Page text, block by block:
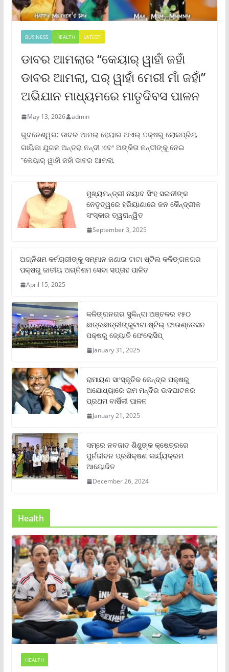
BUSINESS HEALTH LATEST
ଡାବର ଆମଲାର “କେୟାର୍ ୱାହାଁ ଜହାଁ
ଡାବର ଆମଲା, ଘର୍ ୱାହାଁ ମେରୀ ମାଁ ଜହାଁ”
ଅଭିଯାନ ମାଧ୍ୟମରେ ମାତୃଦିବସ ପାଳନ
May 13, 2026 admin
ଭୁବନେଶ୍ୱର: ଡାବର ଆମଲା ହେୟାର ଅଏଲ୍ ପକ୍ଷରୁ ଲୋକପ୍ରିୟ
ଗାୟିକା ଯୁଗଳ ଅନ୍ତରା ନନ୍ଦୀ ଏବଂ ଅଙ୍କିତା ନନ୍ଦୀଙ୍କୁ ନେଇ
“କେୟାର୍ ୱାହାଁ ଜହାଁ ଡାବର ଆମଲା,
ମୁଖ୍ୟମନ୍ତ୍ରୀ ନାୟାବ ସିଂହ ସଇନୀଙ୍କ
ନେତୃତ୍ୱରେ ହରିୟାଣାରେ ଜନ କୈନ୍ଦ୍ରୀକ
ସଂସ୍କାର ତ୍ୱରାନ୍ୱିତ
September 3, 2025
ଅଗ୍ନିଶମ କର୍ମଚାରୀଙ୍କୁ ସମ୍ମାନ ଜଣାଇ ଟାଟା ଷ୍ଟିଲ କଳିଙ୍ଗନଗର
ପକ୍ଷରୁ ଜାତୀୟ ଅଗ୍ନିଶମ ସେବା ସପ୍ତାହ ପାଳିତ
April 15, 2025
କଳିଙ୍ଗନଗର ସୁକିନ୍ଦା ଅଞ୍ଚଳର ୧୫୦
ଛାତ୍ରଛାତ୍ରୀଙ୍କୁଟାଟା ଷ୍ଟିଲ୍ ଫାଉଣ୍ଡେସନ
ପକ୍ଷରୁ ଜ୍ୟୋତି ଫେଲୋସିପ୍‌
January 31, 2025
ରାମାୟଣ ସାଂସ୍କୃତିକ କେନ୍ଦ୍ର ପକ୍ଷରୁ
ଅଯୋଧ୍ୟାରେ ରାମ ମନ୍ଦିର ଉଦଘାଟନର
ପ୍ରଥମ ବାର୍ଷିକୀ ପାଳନ
January 21, 2025
ସମ୍‌ରେ ନବଜାତ ଶିଶୁଙ୍କ କ୍ଷେତ୍ରରେ
ପୁର୍ନଜୀବନ ପ୍ରଶିକ୍ଷଣ କାର୍ଯ୍ୟକ୍ରମ
ଆୟୋଜିତ
December 26, 2024
Health
HEALTH